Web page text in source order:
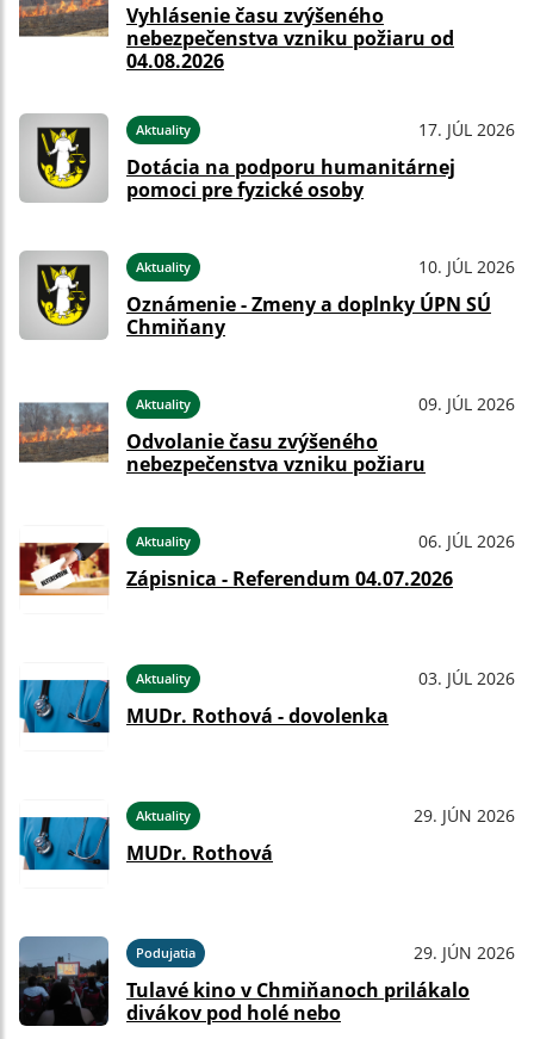
Vyhlásenie času zvýšeného
nebezpečenstva vzniku požiaru od
04.08.2026
Aktuality 17. JÚL 2026
Dotácia na podporu humanitárnej
pomoci pre fyzické osoby
Aktuality 10. JÚL 2026
Oznámenie - Zmeny a doplnky ÚPN SÚ
Chmiňany
Aktuality 09. JÚL 2026
Odvolanie času zvýšeného
nebezpečenstva vzniku požiaru
Aktuality 06. JÚL 2026
Zápisnica - Referendum 04.07.2026
Aktuality 03. JÚL 2026
MUDr. Rothová - dovolenka
Aktuality 29. JÚN 2026
MUDr. Rothová
Podujatia 29. JÚN 2026
Tulavé kino v Chmiňanoch prilákalo
divákov pod holé nebo